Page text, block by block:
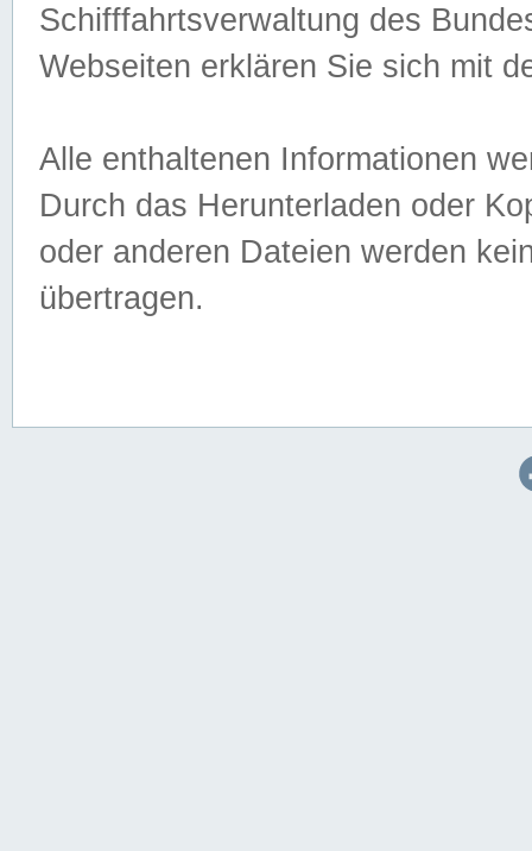
Schifffahrtsverwaltung des
Webseiten erklären Sie sich mit
Alle enthaltenen Informationen
Durch das Herunterladen oder
oder anderen Dateien werden
übertragen.